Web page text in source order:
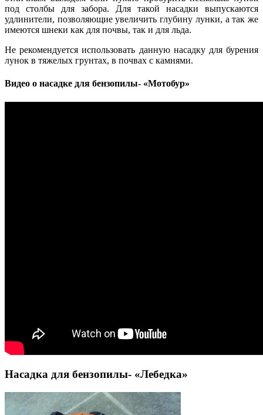
под столбы для забора. Для такой насадки выпускаются
удлинители, позволяющие увеличить глубину лунки, а так же
имеются шнеки как для почвы, так и для льда.
Не рекомендуется использовать данную насадку для бурения
лунок в тяжелых грунтах, в почвах с камнями.
Видео о насадке для бензопилы- «Мотобур»
Насадка для бензопилы- «Лебедка»